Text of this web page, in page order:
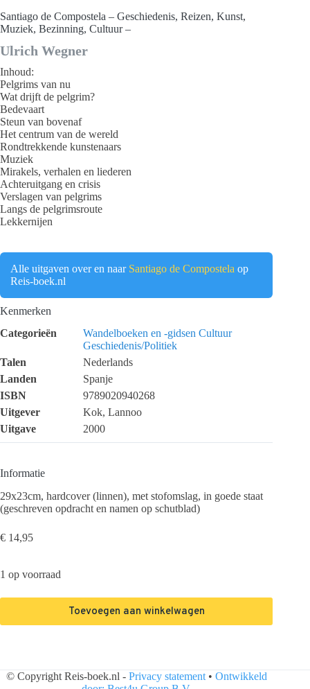
Santiago de Compostela – Geschiedenis, Reizen, Kunst,
Muziek, Bezinning, Cultuur –
Ulrich Wegner
Inhoud:
Pelgrims van nu
Wat drijft de pelgrim?
Bedevaart
Steun van bovenaf
Het centrum van de wereld
Rondtrekkende kunstenaars
Muziek
Mirakels, verhalen en liederen
Achteruitgang en crisis
Verslagen van pelgrims
Langs de pelgrimsroute
Lekkernijen
Alle uitgaven over en naar Santiago de Compostela op
Reis-boek.nl
Kenmerken
Categorieën
Wandelboeken en -gidsen Cultuur
Geschiedenis/Politiek
Talen
Nederlands
Landen
Spanje
ISBN
9789020940268
Uitgever
Kok, Lannoo
Uitgave
2000
Informatie
29x23cm, hardcover (linnen), met stofomslag, in goede staat
(geschreven opdracht en namen op schutblad)
€ 14,95
1 op voorraad
Toevoegen aan winkelwagen
© Copyright Reis-boek.nl - Privacy statement • Ontwikkeld